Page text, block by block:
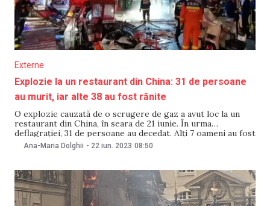
Externe
Explozie la un restaurant din China: 31 de persoane
au murit, iar alte 38 au fost rănite
O explozie cauzată de o scrugere de gaz a avut loc la un
restaurant din China, în seara de 21 iunie. În urma
deflagrației, 31 de persoane au decedat. Alți 7 oameni au fost
spitalizați, dintre care unul se află în stare critică, relatează
Radio Svoboda. Accidentul a avut loc
Ana-Maria Dolghii - 22 iun. 2023 08:50